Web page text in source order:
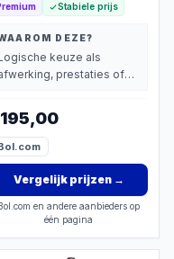
Stabiele prijs
DEZE?
keuze als
prestaties of
Vergelijk prijzen→
en andere aanbieders op
één pagina